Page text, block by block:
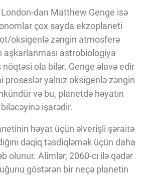
dan Matthew Genge isə
çox sayda ekzoplaneti
oksigenlə zəngin atmosferə
aşkarlanması astrobiologiya
ola bilər. Genge əlavə edir
proseslər yalnız oksigenlə zəngin
və bu, planetdə həyatın
işarədir.
həyat üçün əlverişli şəraitə
dəqiq təsdiqləmək üçün daha
olunur. Alimlər, 2060-cı ilə qədər
göstərən bir neçə planetin